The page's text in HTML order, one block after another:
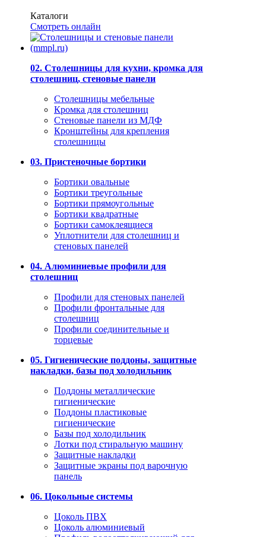
Каталоги
Смотреть онлайн
02. Столешницы для кухни, кромка для
столешниц, стеновые панели
Столешницы мебельные
Кромка для столешниц
Стеновые панели из МДФ
Кронштейны для крепления
столешницы
03. Пристеночные бортики
Бортики овальные
Бортики треугольные
Бортики прямоугольные
Бортики квадратные
Бортики самоклеящиеся
Уплотнители для столешниц и
стеновых панелей
04. Алюминиевые профили для
столешниц
Профили для стеновых панелей
Профили фронтальные для
столешниц
Профили соединительные и
торцевые
05. Гигиенические поддоны, защитные
накладки, базы под холодильник
Поддоны металлические
гигиенические
Поддоны пластиковые
гигиенические
Базы под холодильник
Лотки под стиральную машину
Защитные накладки
Защитные экраны под варочную
панель
06. Цокольные системы
Цоколь ПВХ
Цоколь алюминиевый